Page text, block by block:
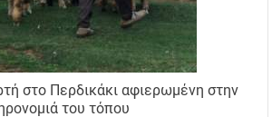
στο Περδικάκι αφιερωμένη στην
του τόπου